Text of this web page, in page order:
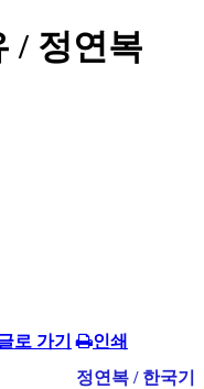
/ 정연복
로 가기
인쇄
국기